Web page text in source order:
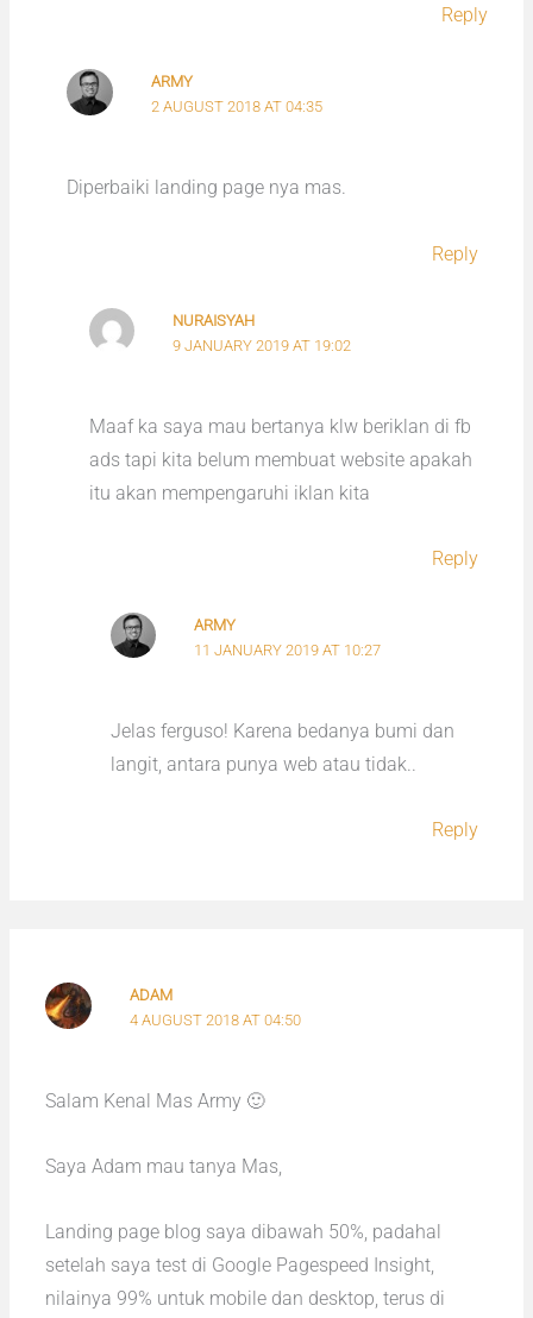
Reply
ARMY
2 AUGUST 2018 AT 04:35
Diperbaiki landing page nya mas.
Reply
NURAISYAH
9 JANUARY 2019 AT 19:02
Maaf ka saya mau bertanya klw beriklan di fb
ads tapi kita belum membuat website apakah
itu akan mempengaruhi iklan kita
Reply
ARMY
11 JANUARY 2019 AT 10:27
Jelas ferguso! Karena bedanya bumi dan
langit, antara punya web atau tidak..
Reply
ADAM
4 AUGUST 2018 AT 04:50
Salam Kenal Mas Army 🙂
Saya Adam mau tanya Mas,
Landing page blog saya dibawah 50%, padahal
setelah saya test di Google Pagespeed Insight,
nilainya 99% untuk mobile dan desktop, terus di